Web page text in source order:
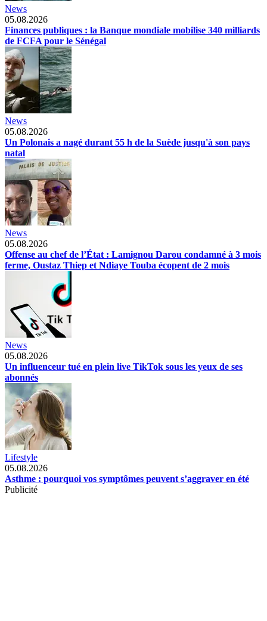
News
05.08.2026
Finances publiques : la Banque mondiale mobilise 340 milliards
de FCFA pour le Sénégal
News
05.08.2026
Un Polonais a nagé durant 55 h de la Suède jusqu'à son pays
natal
News
05.08.2026
Offense au chef de l’État : Lamignou Darou condamné à 3 mois
ferme, Oustaz Thiep et Ndiaye Touba écopent de 2 mois
News
05.08.2026
Un influenceur tué en plein live TikTok sous les yeux de ses
abonnés
Lifestyle
05.08.2026
Asthme : pourquoi vos symptômes peuvent s’aggraver en été
Publicité